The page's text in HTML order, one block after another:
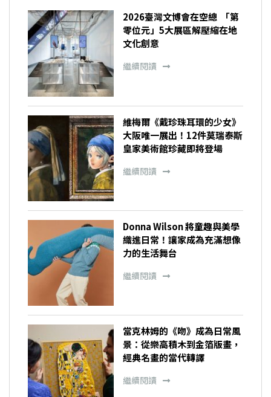
2026臺灣文博會在空總 「第
零位元」5大展區解壓縮在地
文化創意
繼續閱讀
維梅爾《戴珍珠耳環的少女》
大阪唯一展出！12件莫瑞泰斯
皇家美術館珍藏即將登場
繼續閱讀
Donna Wilson 將童趣與美學
織進日常！讓家成為充滿想像
力的生活舞台
繼續閱讀
當克林姆的《吻》成為日常風
景：從樂高積木到金箔版畫，
經典名畫的當代轉譯
繼續閱讀